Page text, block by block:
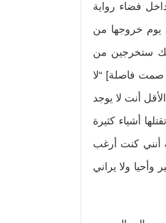
فضاء رواية
يوم خروجها من
ستخرجين من
فاصلة] “لا
أنت لا يوجد
أشياء كثيرة
أنني كنت أرغب
وأحيا ولا يراني